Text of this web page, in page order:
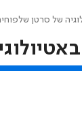
של סרטן